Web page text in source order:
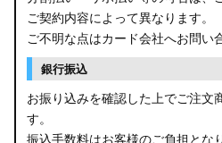
ご契約内容によって異なります。
ご不明な点はカード会社へお問い
銀行振込
お振り込みを確認した上でご注文
す。
振込手数料はお客様のご負担とな